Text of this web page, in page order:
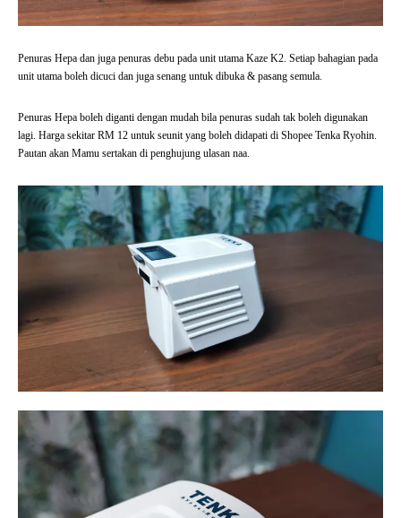
Penuras Hepa dan juga penuras debu pada unit utama Kaze K2. Setiap bahagian pada
unit utama boleh dicuci dan juga senang untuk dibuka & pasang semula.
Penuras Hepa boleh diganti dengan mudah bila penuras sudah tak boleh digunakan
lagi. Harga sekitar RM 12 untuk seunit yang boleh didapati di Shopee Tenka Ryohin.
Pautan akan Mamu sertakan di penghujung ulasan naa.